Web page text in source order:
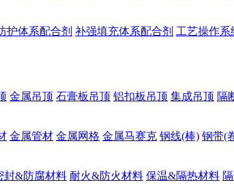
护体系配合剂 补强填充体系配合剂 工艺操作系
金属吊顶 石膏板吊顶 铝扣板吊顶 集成吊顶 隔
金属管材 金属网格 金属马赛克 钢线(棒) 钢带(
封&防腐材料 耐火&防火材料 保温&隔热材料